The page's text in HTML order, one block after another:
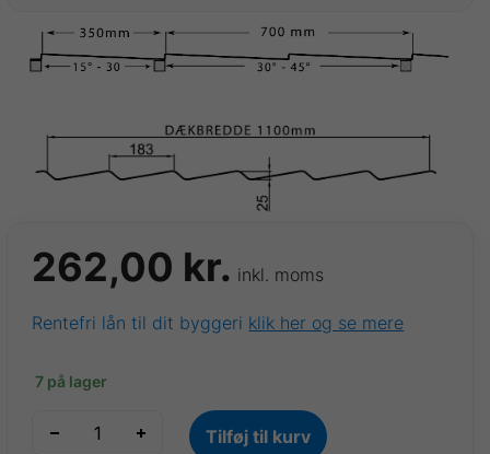
262,00 kr. inkl. moms
Rentefri lån til dit byggeri klik her og se mere
7 på lager
Teglsten
Tilføj til kurv